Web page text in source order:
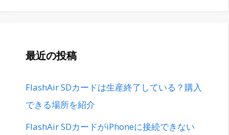
最近の投稿
FlashAir SDカードは生産終了している？購入
できる場所を紹介
FlashAir SDカードがiPhoneに接続できない